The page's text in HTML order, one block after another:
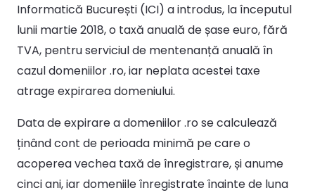
Informatică București (ICI) a introdus, la începutul
lunii martie 2018, o taxă anuală de șase euro, fără
TVA, pentru serviciul de mentenanță anuală în
cazul domeniilor .ro, iar neplata acestei taxe
atrage expirarea domeniului.
Data de expirare a domeniilor .ro se calculează
ținând cont de perioada minimă pe care o
acoperea vechea taxă de înregistrare, și anume
cinci ani, iar domeniile înregistrate înainte de luna